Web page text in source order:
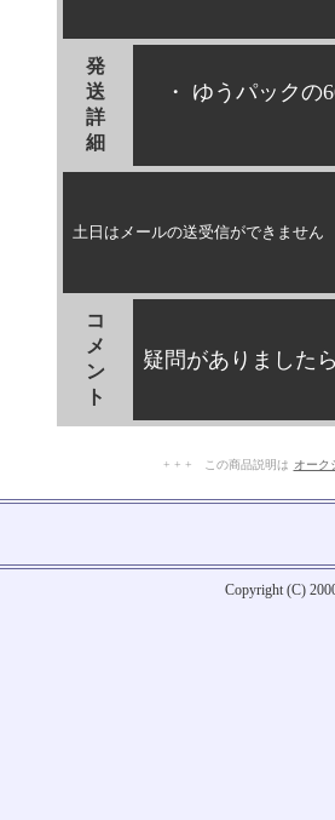
発
送
詳
細
・ ゆうパックの
土日はメールの送受信ができません
コ
メ
ン
ト
疑問がありました
+ + + この商品説明は オーク
Copyright (C)